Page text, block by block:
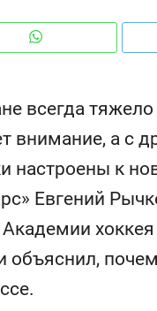
всегда
внимание, а с
настроены к
Евгений
ребенку без
и научить его